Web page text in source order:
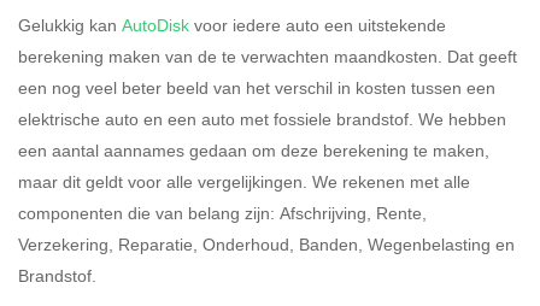
Rijdt u meer dan 500
kilometer privé?
Ja Nee
Belastingspercentage
37,07% (Belastbaar tot €
Gelukkig kan AutoDisk voor iedere auto een uitstekende
berekening maken van de te verwachten maandkosten. Dat geeft
een nog veel beter beeld van het verschil in kosten tussen een
elektrische auto en een auto met fossiele brandstof. We hebben
een aantal aannames gedaan om deze berekening te maken,
maar dit geldt voor alle vergelijkingen. We rekenen met alle
componenten die van belang zijn: Afschrijving, Rente,
Verzekering, Reparatie, Onderhoud, Banden, Wegenbelasting en
Brandstof.